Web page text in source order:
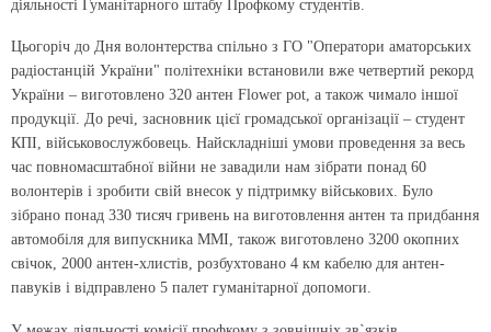
діяльності Гуманітарного штабу Профкому студентів.
Цьогоріч до Дня волонтерства спільно з ГО "Оператори аматорських
радіостанцій України" політехніки встановили вже четвертий рекорд
України – виготовлено 320 антен Flower pot, а також чимало іншої
продукції. До речі, засновник цієї громадської організації – студент
КПІ, військовослужбовець. Найскладніші умови проведення за весь
час повномасштабної війни не завадили нам зібрати понад 60
волонтерів і зробити свій внесок у підтримку військових. Було
зібрано понад 330 тисяч гривень на виготовлення антен та придбання
автомобіля для випускника ММІ, також виготовлено 3200 окопних
свічок, 2000 антен-хлистів, розбухтовано 4 км кабелю для антен-
павуків і відправлено 5 палет гума­нітарної допомоги.